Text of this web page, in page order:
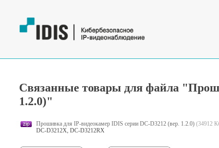
Связанные товары для файла
1.2.0)"
Прошивка для IP-видеокамер IDIS серии DC-D3212 (вер. 1.2.0) (34912
DC-D3212X, DC-D3212RX